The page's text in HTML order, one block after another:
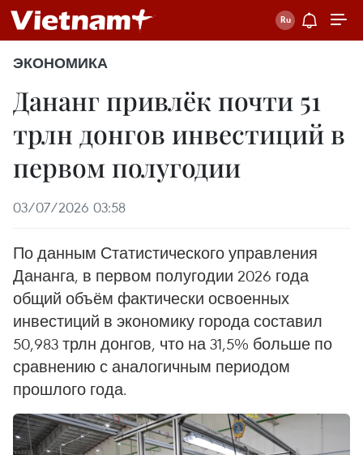
ЭКОНОМИКА
Дананг привлёк почти 51
трлн донгов инвестиций в
первом полугодии
03/07/2026 03:58
По данным Статистического управления
Дананга, в первом полугодии 2026 года
общий объём фактически освоенных
инвестиций в экономику города составил
50,983 трлн донгов, что на 31,5% больше по
сравнению с аналогичным периодом
прошлого года.